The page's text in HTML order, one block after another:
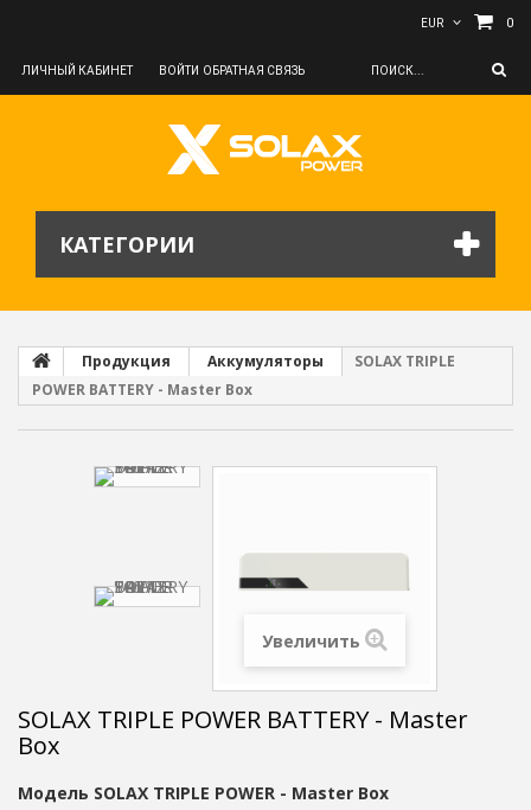
0
EUR
ВОЙТИ
ЛИЧНЫЙ КАБИНЕТ ОБРАТНАЯ СВЯЗЬ
КАТЕГОРИИ
Продукция Аккумуляторы
SOLAX TRIPLE
POWER BATTERY - Master Box
Увеличить
SOLAX TRIPLE POWER BATTERY - Master
Box
Модель SOLAX TRIPLE POWER - Master Box